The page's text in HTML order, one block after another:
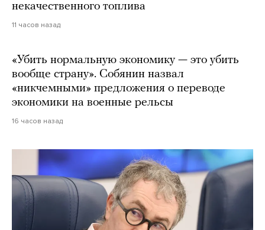
некачественного топлива
11 часов назад
«Убить нормальную экономику — это убить
вообще страну». Собянин назвал
«никчемными» предложения о переводе
экономики на военные рельсы
16 часов назад